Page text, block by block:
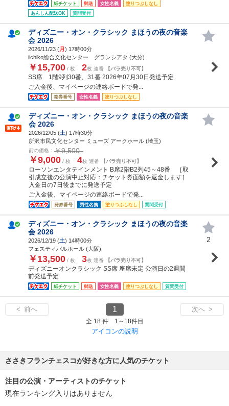
紙チケット 郵送 女性名義
塗りつぶしなし
あんしん配送OK
質問受付
ディズニー・オン・クラシック まほうの夜の音楽
会 2026
2026/11/23 (月) 17時00分
iichiko総合文化センター グランシアタ (大分)
￥15,700 / 枚 2枚 連番 【バラ売り不可】
SS席 1階9列30番、31番 2026年07月30日発送予定
ご入金後、マイページの連絡ボードで発...
発券番号 女性名義 塗りつぶしなし
ディズニー・オン・クラシック まほうの夜の音楽
会 2026
2026/12/05 (土) 17時30分
所沢市民文化センター ミューズ アークホール (埼玉)
前の価格： ￥9,500
￥9,000 / 枚 4枚 連番 【バラ売り不可】
ローソンエンタテインメント B席2階B2列45～48番 ［取
引成立後の公演中止対応：チケット券面額を返金します］
入金日の7日後までに発送予定
ご入金後、マイページの連絡ボードで発...
発券番号 男性名義 塗りつぶしなし 質問受付
ディズニー・オン・クラシック まほうの夜の音楽
会 2026
2026/12/19 (土) 14時00分
フェスティバルホール (大阪)
￥13,500 / 枚 3枚 連番 【バラ売り不可】
ディズニーオンクラシック SS席 座席未定 公演日の2週間
前発送予定
紙チケット 郵送 女性名義 塗りつぶしなし 質問受付
2
< 前へ 1 次へ >
全 18 件 1～18件目
アイコンの説明
ささきフランチェスコが好きな方に人気のチケット
注目の公演・アーティストのチケット
現在ランキング入りはありません